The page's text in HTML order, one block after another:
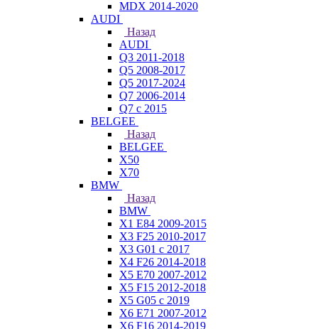
MDX 2014-2020
AUDI
Назад
AUDI
Q3 2011-2018
Q5 2008-2017
Q5 2017-2024
Q7 2006-2014
Q7 с 2015
BELGEE
Назад
BELGEE
X50
X70
BMW
Назад
BMW
X1 E84 2009-2015
X3 F25 2010-2017
X3 G01 с 2017
X4 F26 2014-2018
X5 E70 2007-2012
X5 F15 2012-2018
X5 G05 с 2019
X6 E71 2007-2012
X6 F16 2014-2019